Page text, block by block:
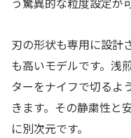
刃の形状も専用に設計
も高いモデルです。浅
ターをナイフで切るよ
きます。その静粛性と
に別次元です。